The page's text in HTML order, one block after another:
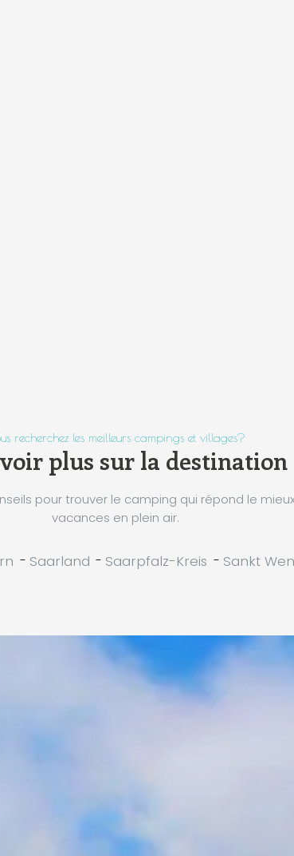
recherchez les meilleurs campings et villages?
plus sur la destination
pour trouver le camping qui répond le
vacances en plein air.
- Saarland - Saarpfalz-Kreis - Sankt